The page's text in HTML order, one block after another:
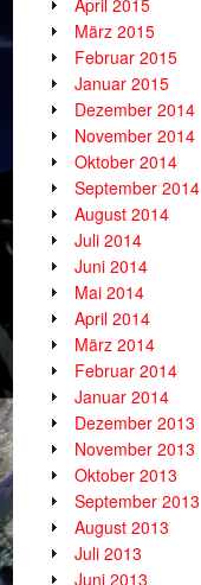
April 2015
März 2015
Februar 2015
Januar 2015
Dezember 2014
November 2014
Oktober 2014
September 2014
August 2014
Juli 2014
Juni 2014
Mai 2014
April 2014
März 2014
Februar 2014
Januar 2014
Dezember 2013
November 2013
Oktober 2013
September 2013
August 2013
Juli 2013
Juni 2013